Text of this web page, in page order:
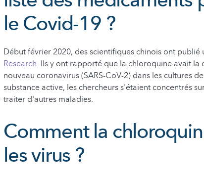
le Covid-19 ?
Début février 2020, des scientifiques chinois ont publié
Research. Ils y ont rapporté que la chloroquine avait
nouveau coronavirus (SARS-CoV-2) dans les cultures
substance active, les chercheurs s'étaient concentrés
traiter d'autres maladies.
Comment la
les virus ?